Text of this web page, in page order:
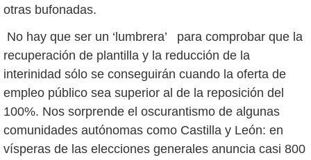
otras bufonadas.
No hay que ser un ‘lumbrera’ para comprobar que la
recuperación de plantilla y la reducción de la
interinidad sólo se conseguirán cuando la oferta de
empleo público sea superior al de la reposición del
100%. Nos sorprende el oscurantismo de algunas
comunidades autónomas como Castilla y León: en
vísperas de las elecciones generales anuncia casi 800